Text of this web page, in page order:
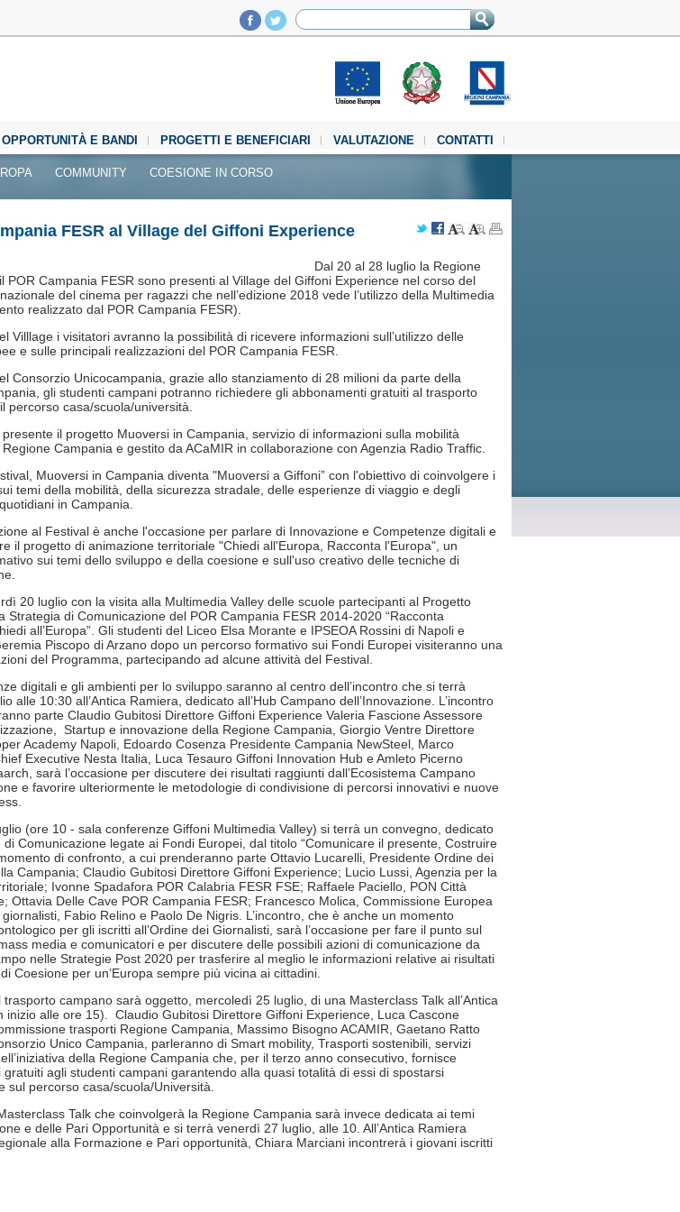
OPPORTUNITÀ E BANDI PROGETTI E BENEFICIARI VALUTAZIONE
CONTATTI
COMMUNITY COESIONE IN CORSO
FESR al Village del Giffoni Experience
Dal 20 al 28 luglio la Regione
POR Campania FESR sono presenti al Village del Giffoni Experience nel corso del
del cinema per ragazzi che nell’edizione 2018 vede l’utilizzo della Multimedia
realizzato dal POR Campania FESR).
Villlage i visitatori avranno la possibilità di ricevere informazioni sull’utilizzo delle
e sulle principali realizzazioni del POR Campania FESR.
Consorzio Unicocampania, grazie allo stanziamento di 28 milioni da parte della
gli studenti campani potranno richiedere gli abbonamenti gratuiti al trasporto
percorso casa/scuola/università.
il progetto Muoversi in Campania, servizio di informazioni sulla mobilità
Campania e gestito da ACaMIR in collaborazione con Agenzia Radio Traffic.
Muoversi in Campania diventa "Muoversi a Giffoni” con l'obiettivo di coinvolgere i
temi della mobilità, della sicurezza stradale, delle esperienze di viaggio e degli
in Campania.
al Festival è anche l'occasione per parlare di Innovazione e Competenze digitali e
il progetto di animazione territoriale "Chiedi all'Europa, Racconta l'Europa", un
sui temi dello sviluppo e della coesione e sull'uso creativo delle tecniche di
20 luglio con la visita alla Multimedia Valley delle scuole partecipanti al Progetto
Strategia di Comunicazione del POR Campania FESR 2014-2020 “Racconta
all’Europa”. Gli studenti del Liceo Elsa Morante e IPSEOA Rossini di Napoli e
Piscopo di Arzano dopo un percorso formativo sui Fondi Europei visiteranno una
del Programma, partecipando ad alcune attività del Festival.
digitali e gli ambienti per lo sviluppo saranno al centro dell’incontro che si terrà
alle 10:30 all’Antica Ramiera, dedicato all’Hub Campano dell’Innovazione. L’incontro
parte Claudio Gubitosi Direttore Giffoni Experience Valeria Fascione Assessore
Startup e innovazione della Regione Campania, Giorgio Ventre Direttore
Academy Napoli, Edoardo Cosenza Presidente Campania NewSteel, Marco
Executive Nesta Italia, Luca Tesauro Giffoni Innovation Hub e Amleto Picerno
sarà l’occasione per discutere dei risultati raggiunti dall’Ecosistema Campano
e favorire ulteriormente le metodologie di condivisione di percorsi innovativi e nuove
(ore 10 - sala conferenze Giffoni Multimedia Valley) si terrà un convegno, dedicato
di Comunicazione legate ai Fondi Europei, dal titolo “Comunicare il presente, Costruire
di confronto, a cui prenderanno parte Ottavio Lucarelli, Presidente Ordine dei
Campania; Claudio Gubitosi Direttore Giffoni Experience; Lucio Lussi, Agenzia per la
Ivonne Spadafora POR Calabria FESR FSE; Raffaele Paciello, PON Città
Ottavia Delle Cave POR Campania FESR; Francesco Molica, Commissione Europea
Fabio Relino e Paolo De Nigris. L’incontro, che è anche un momento
per gli iscritti all’Ordine dei Giornalisti, sarà l’occasione per fare il punto sul
media e comunicatori e per discutere delle possibili azioni di comunicazione da
nelle Strategie Post 2020 per trasferire al meglio le informazioni relative ai risultati
Coesione per un’Europa sempre più vicina ai cittadini.
trasporto campano sarà oggetto, mercoledì 25 luglio, di una Masterclass Talk all’Antica
inizio alle ore 15). Claudio Gubitosi Direttore Giffoni Experience, Luca Cascone
trasporti Regione Campania, Massimo Bisogno ACAMIR, Gaetano Ratto
Unico Campania, parleranno di Smart mobility, Trasporti sostenibili, servizi
della Regione Campania che, per il terzo anno consecutivo, fornisce
gratuiti agli studenti campani garantendo alla quasi totalità di essi di spostarsi
sul percorso casa/scuola/Università.
Talk che coinvolgerà la Regione Campania sarà invece dedicata ai temi
e delle Pari Opportunità e si terrà venerdì 27 luglio, alle 10. All’Antica Ramiera
alla Formazione e Pari opportunità, Chiara Marciani incontrerà i giovani iscritti